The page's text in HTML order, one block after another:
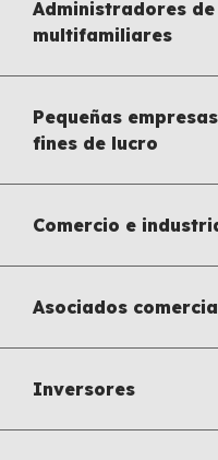
Administradores
multifamiliares
Pequeñas
fines de lucro
Comercio e
Asociados
Inversores